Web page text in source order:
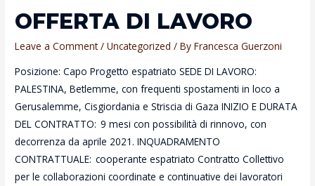
OFFERTA DI LAVORO
Leave a Comment /Uncategorized / ByFrancesca Guerzoni
Posizione: Capo Progetto espatriato SEDE DI LAVORO:
PALESTINA, Betlemme, con frequenti spostamenti in loco a
Gerusalemme, Cisgiordania e Striscia di Gaza INIZIO E DURATA
DEL CONTRATTO: 9 mesi con possibilità di rinnovo, con
decorrenza da aprile 2021. INQUADRAMENTO
CONTRATTUALE: cooperante espatriato Contratto Collettivo
per le collaborazioni coordinate e continuative dei lavoratori